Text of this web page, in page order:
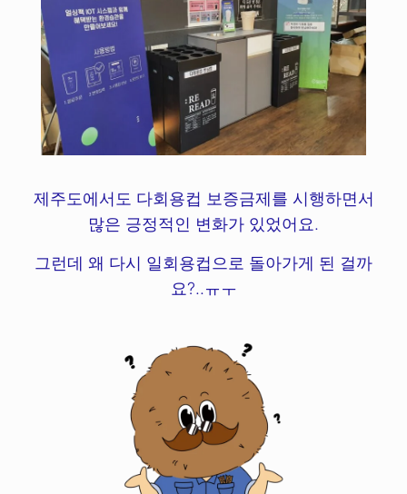
제주도에서도 다회용컵 보증금제를 시행하면서
많은 긍정적인 변화가 있었어요.
그런데 왜 다시 일회용컵으로 돌아가게 된 걸까
요?..ㅠㅜ